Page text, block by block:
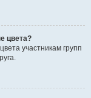
цвета?
участникам групп